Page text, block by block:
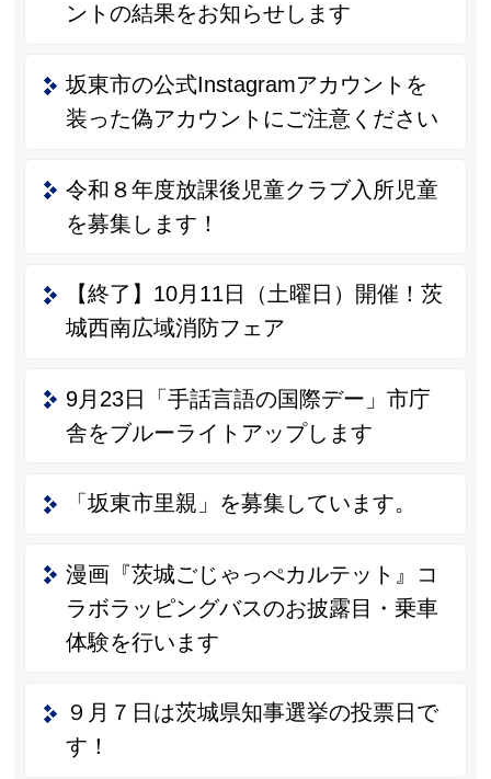
ントの結果をお知らせします
坂東市の公式Instagramアカウントを
装った偽アカウントにご注意ください
令和８年度放課後児童クラブ入所児童
を募集します！
【終了】10月11日（土曜日）開催！茨
城西南広域消防フェア
9月23日「手話言語の国際デー」市庁
舎をブルーライトアップします
「坂東市里親」を募集しています。
漫画『茨城ごじゃっぺカルテット』コ
ラボラッピングバスのお披露目・乗車
体験を行います
９月７日は茨城県知事選挙の投票日で
す！